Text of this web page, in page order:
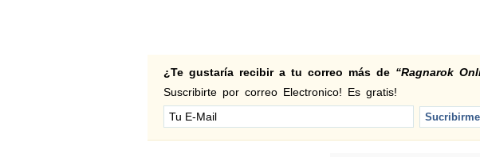
¿Te gustaría recibir a tu correo más de “Ragnarok
Suscribirte por correo Electronico! Es gratis!